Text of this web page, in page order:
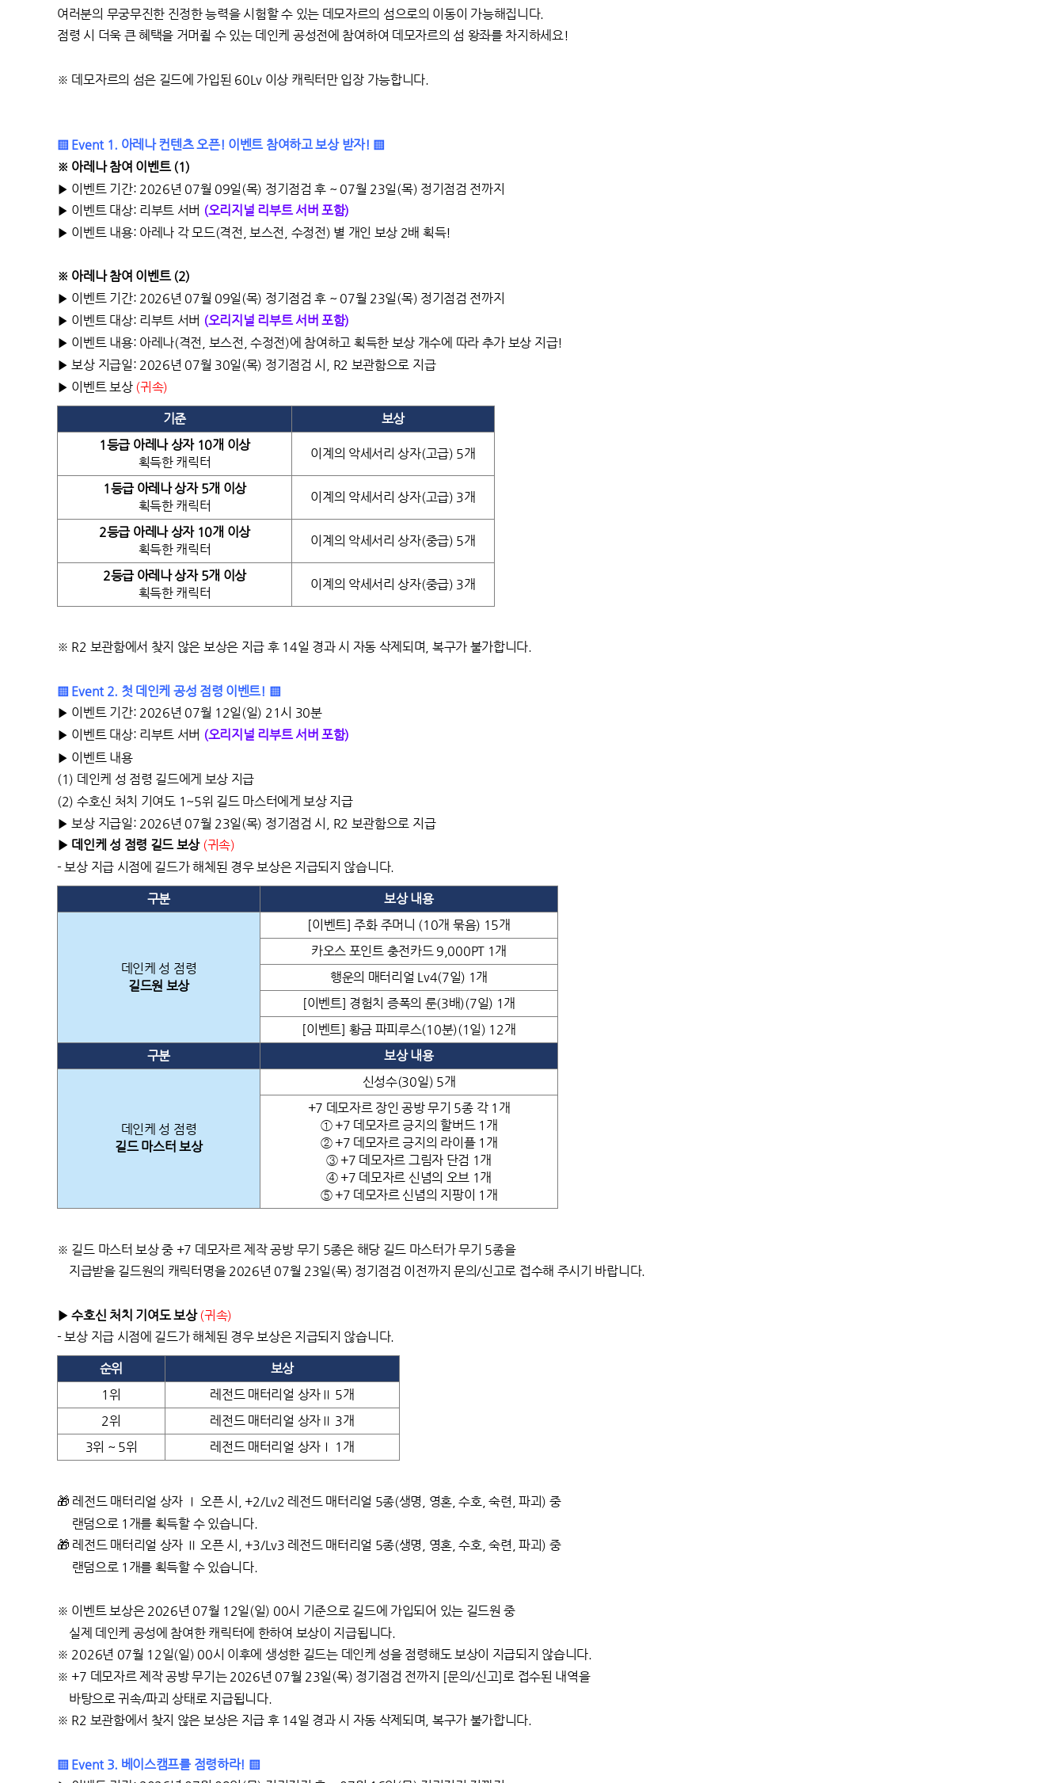
여러분의 무궁무진한 진정한 능력을 시험할 수 있는 데모자르의 섬으로의 이동이 가능해집니다.
점령 시 더욱 큰 혜택을 거머쥘 수 있는 데인케 공성전에 참여하여 데모자르의 섬 왕좌를 차지하세요!
※ 데모자르의 섬은 길드에 가입된 60Lv 이상 캐릭터만 입장 가능합니다.
▒ Event 1. 아레나 컨텐츠 오픈! 이벤트 참여하고 보상 받자! ▒
※ 아레나 참여 이벤트 (1)
▶ 이벤트 기간: 2026년 07월 09일(목) 정기점검 후 ~ 07월 23일(목) 정기점검 전까지
▶ 이벤트 대상: 리부트 서버 (오리지널 리부트 서버 포함)
▶ 이벤트 내용: 아레나 각 모드(격전, 보스전, 수정전) 별 개인 보상 2배 획득!
※ 아레나 참여 이벤트 (2)
▶ 이벤트 기간: 2026년 07월 09일(목) 정기점검 후 ~ 07월 23일(목) 정기점검 전까지
▶ 이벤트 대상: 리부트 서버 (오리지널 리부트 서버 포함)
▶ 이벤트 내용: 아레나(격전, 보스전, 수정전)에 참여하고 획득한 보상 개수에 따라 추가 보상 지급!
▶ 보상 지급일: 2026년 07월 30일(목) 정기점검 시, R2 보관함으로 지급
▶ 이벤트 보상 (귀속)
기준
보상
1등급 아레나 상자 10개 이상
획득한 캐릭터
이계의 악세서리 상자(고급) 5개
1등급 아레나 상자 5개 이상
획득한 캐릭터
이계의 악세서리 상자(고급) 3개
2등급 아레나 상자 10개 이상
획득한 캐릭터
이계의 악세서리 상자(중급) 5개
2등급 아레나 상자 5개 이상
획득한 캐릭터
이계의 악세서리 상자(중급) 3개
※ R2 보관함에서 찾지 않은 보상은 지급 후 14일 경과 시 자동 삭제되며, 복구가 불가합니다.
▒ Event 2. 첫 데인케 공성 점령 이벤트! ▒
▶ 이벤트 기간: 2026년 07월 12일(일) 21시 30분
▶ 이벤트 대상: 리부트 서버 (오리지널 리부트 서버 포함)
▶ 이벤트 내용
(1) 데인케 성 점령 길드에게 보상 지급
(2) 수호신 처치 기여도 1~5위 길드 마스터에게 보상 지급
▶ 보상 지급일: 2026년 07월 23일(목) 정기점검 시, R2 보관함으로 지급
▶ 데인케 성 점령 길드 보상 (귀속)
-보상 지급 시점에 길드가 해체된 경우 보상은 지급되지 않습니다.
구분 보상 내용
데인케 성 점령
길드원 보상
[이벤트] 주화 주머니 (10개 묶음) 15개
카오스 포인트 충전카드 9,000PT 1개
행운의 매터리얼 Lv4(7일) 1개
[이벤트] 경험치 증폭의 룬(3배)(7일) 1개
[이벤트] 황금 파피루스(10분)(1일) 12개
구분
보상 내용
데인케 성 점령
길드 마스터 보상
신성수(30일) 5개
+7 데모자르 장인 공방 무기 5종 각 1개
① +7 데모자르 긍지의 할버드 1개
② +7 데모자르 긍지의 라이플 1개
③ +7 데모자르 그림자 단검 1개
④ +7 데모자르 신념의 오브 1개
⑤ +7 데모자르 신념의 지팡이 1개
※ 길드 마스터 보상 중 +7 데모자르 제작 공방 무기 5종은 해당 길드 마스터가 무기 5종을
지급받을 길드원의 캐릭터명을 2026년 07월 23일(목) 정기점검 이전까지 문의/신고로 접수해 주시기 바랍니다.
▶ 수호신 처치 기여도 보상 (귀속)
-보상 지급 시점에 길드가 해체된 경우 보상은 지급되지 않습니다.
순위
보상
1위
레전드 매터리얼 상자Ⅱ 5개
2위
레전드 매터리얼 상자Ⅱ 3개
3위 ~ 5위
레전드 매터리얼 상자Ⅰ 1개
🎁 레전드 매터리얼 상자 Ⅰ 오픈 시, +2/Lv2 레전드 매터리얼 5종(생명, 영혼, 수호, 숙련, 파괴) 중
랜덤으로 1개를 획득할 수 있습니다.
🎁 레전드 매터리얼 상자 Ⅱ 오픈 시, +3/Lv3 레전드 매터리얼 5종(생명, 영혼, 수호, 숙련, 파괴) 중
랜덤으로 1개를 획득할 수 있습니다.
※ 이벤트 보상은 2026년 07월 12일(일) 00시 기준으로 길드에 가입되어 있는 길드원 중
실제 데인케 공성에 참여한 캐릭터에 한하여 보상이 지급됩니다.
※ 2026년 07월 12일(일) 00시 이후에 생성한 길드는 데인케 성을 점령해도 보상이 지급되지 않습니다.
※ +7 데모자르 제작 공방 무기는 2026년 07월 23일(목) 정기점검 전까지 [문의/신고]로 접수된 내역을
바탕으로 귀속/파괴 상태로 지급됩니다.
※ R2 보관함에서 찾지 않은 보상은 지급 후 14일 경과 시 자동 삭제되며, 복구가 불가합니다.
▒ Event 3. 베이스캠프를 점령하라! ▒